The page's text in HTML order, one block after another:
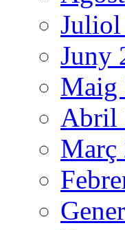
Juliol
Juny
Maig
Abril
Març